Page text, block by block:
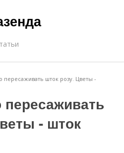
пересаживать шток розу. Цветы -
- шток